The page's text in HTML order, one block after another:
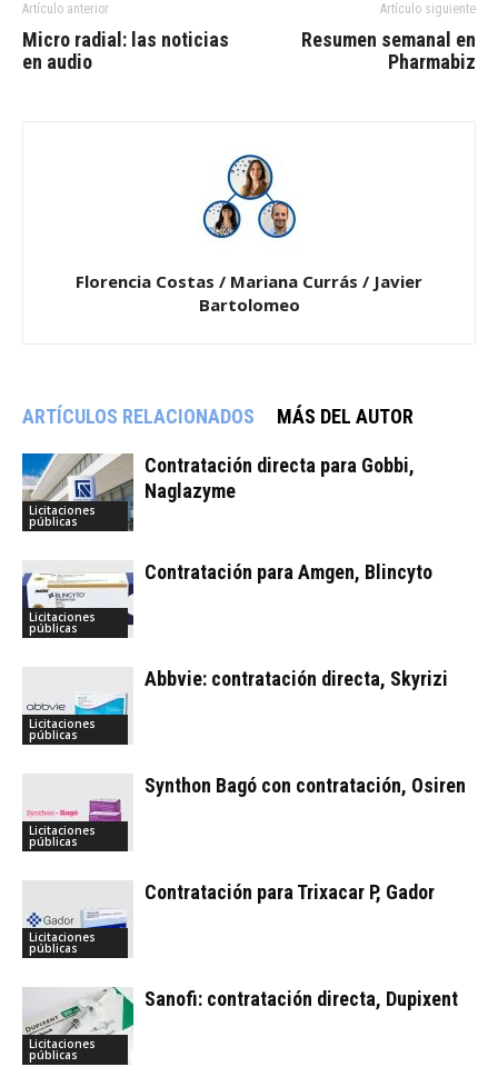
Artículo anterior
Micro radial: las noticias
en audio
Artículo siguiente
Resumen semanal en
Pharmabiz
Florencia Costas / Mariana Currás / Javier
Bartolomeo
ARTÍCULOS RELACIONADOS MÁS DEL AUTOR
Licitaciones
públicas
Contratación directa para Gobbi,
Naglazyme
Licitaciones
públicas
Contratación para Amgen, Blincyto
Licitaciones
públicas
Abbvie: contratación directa, Skyrizi
Licitaciones
públicas
Synthon Bagó con contratación, Osiren
Licitaciones
públicas
Contratación para Trixacar P, Gador
Licitaciones
públicas
Sanofi: contratación directa, Dupixent